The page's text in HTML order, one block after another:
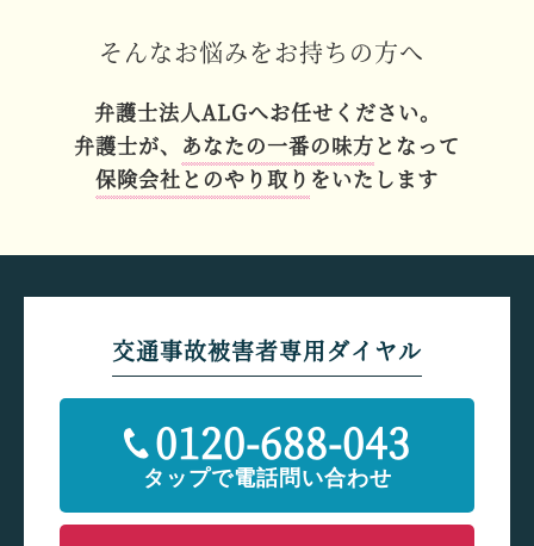
そんなお悩みをお持ちの方へ
弁護士法人ALGへお任せください。
弁護士が、 あなたの一番の味方となって
保険会社とのやり取り をいたします
交通事故被害者専用ダイヤル
0120-688-043